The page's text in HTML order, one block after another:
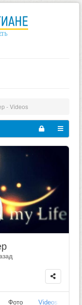
- Videos
Фото Videos